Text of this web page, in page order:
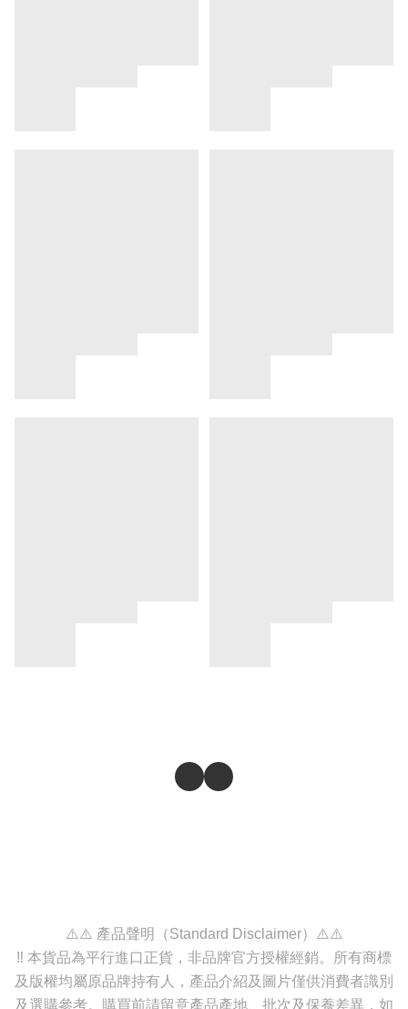
⚠️⚠️ 產品聲明（Standard Disclaimer）⚠️⚠️
‼️ 本貨品為平行進口正貨，非品牌官方授權經銷。所有商標
及版權均屬原品牌持有人，產品介紹及圖片僅供消費者識別
及選購參考。購買前請留意產品產地、批次及保養差異，如